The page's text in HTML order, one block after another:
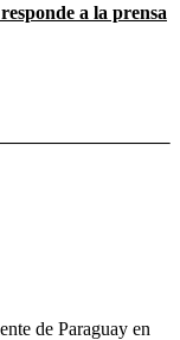
a la prensa
de Paraguay en